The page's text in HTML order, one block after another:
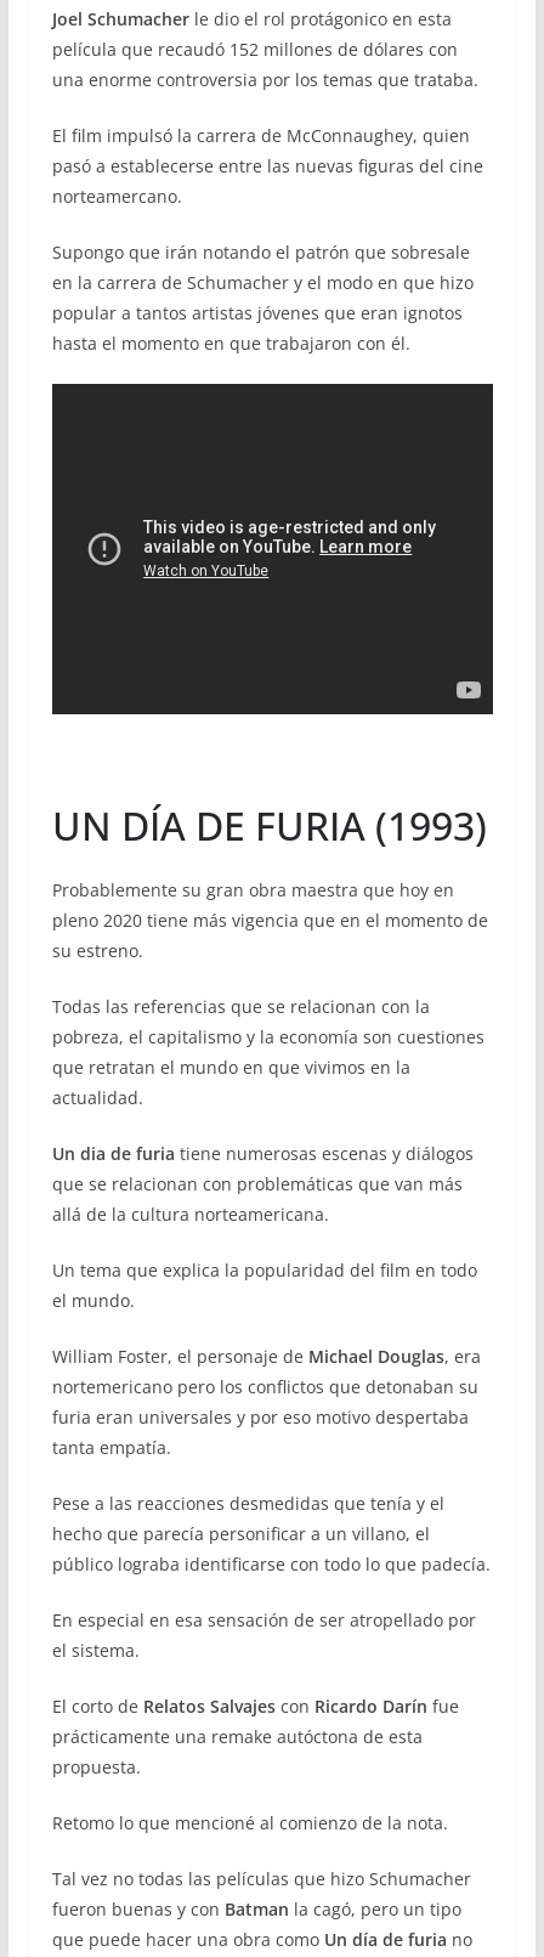
Joel Schumacherle dio el rol protágonico en esta
película que recaudó 152 millones de dólares con
una enorme controversia por los temas que trataba.
El film impulsó la carrera de McConnaughey, quien
pasó a establecerse entre las nuevas figuras del cine
norteamercano.
Supongo que irán notando el patrón que sobresale
en la carrera de Schumacher y el modo en que hizo
popular a tantos artistas jóvenes que eran ignotos
hasta el momento en que trabajaron con él.
UN DÍA DE FURIA (1993)
Probablemente su gran obra maestra que hoy en
pleno 2020 tiene más vigencia que en el momento de
su estreno.
Todas las referencias que se relacionan con la
pobreza, el capitalismo y la economía son cuestiones
que retratan el mundo en que vivimos en la
actualidad.
Un dia de furia tiene numerosas escenas y diálogos
que se relacionan con problemáticas que van más
allá de la cultura norteamericana.
Un tema que explica la popularidad del film en todo
el mundo.
William Foster, el personaje de Michael Douglas, era
nortemericano pero los conflictos que detonaban su
furia eran universales y por eso motivo despertaba
tanta empatía.
Pese a las reacciones desmedidas que tenía y el
hecho que parecía personificar a un villano, el
público lograba identificarse con todo lo que padecía.
En especial en esa sensación de ser atropellado por
el sistema.
El corto de Relatos Salvajescon Ricardo Darín fue
prácticamente una remake autóctona de esta
propuesta.
Retomo lo que mencioné al comienzo de la nota.
Tal vez no todas las películas que hizo Schumacher
fueron buenas y con Batman la cagó, pero un tipo
que puede hacer una obra comoUn día de furia no